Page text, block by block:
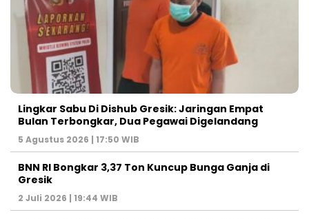
Lingkar Sabu Di Dishub Gresik: Jaringan Empat
Bulan Terbongkar, Dua Pegawai Digelandang
5 Agustus 2026 | 17:50 WIB
BNN RI Bongkar 3,37 Ton Kuncup Bunga Ganja di
Gresik
2 Juli 2026 | 19:44 WIB